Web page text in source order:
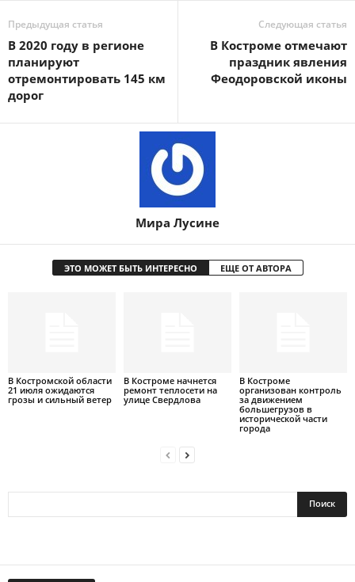
Предыдущая статья
В 2020 году в регионе
планируют
отремонтировать 145 км
дорог
Следующая статья
В Костроме отмечают
праздник явления
Феодоровской иконы
Мира Лусине
ЭТО МОЖЕТ БЫТЬ ИНТЕРЕСНО ЕЩЕ ОТ АВТОРА
В Костромской области
21 июля ожидаются
грозы и сильный ветер
В Костроме начнется
ремонт теплосети на
улице Свердлова
В Костроме
организован контроль
за движением
большегрузов в
исторической части
города